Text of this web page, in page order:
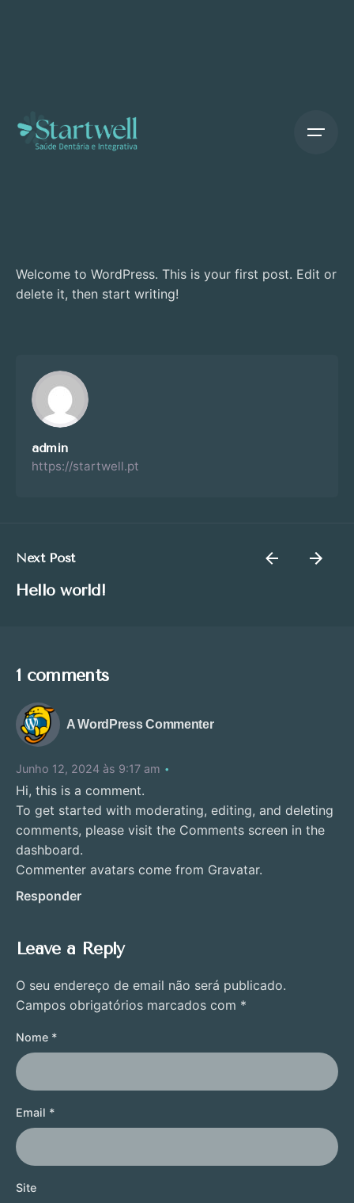
Welcome to WordPress. This is your first post. Edit or
delete it, then start writing!
admin
https://startwell.pt
Next Post
Hello world!
1 comments
A WordPress Commenter
Junho 12, 2024 às 9:17 am
Hi, this is a comment.
To get started with moderating, editing, and deleting
comments, please visit the Comments screen in the
dashboard.
Commenter avatars come from Gravatar.
Responder
Leave a Reply
O seu endereço de email não será publicado.
Campos obrigatórios marcados com *
Nome *
Email *
Site